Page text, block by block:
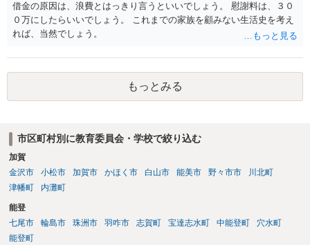
でしょうか。 →相手方の態度が刑法に触れるようなもの（住居侵入や
脅迫等に該当し得るもの）であった場合は、事前に警察に連絡してお
くなどの対応が考えられます。
借金の原因は、浪費とはっきり言うといいでしょう。 慰謝料は、３０
０万にしたらいいでしょう。 これまでの家族を顧みない生活史を考え
れば、当然でしょう。
もっとみる
市区町村別に教育委員会・学校で絞り込む
加賀
金沢市
小松市 加賀市 かほく市 白山市 能美市 野々市市
川北町
津幡町
内灘町
能登
七尾市
輪島市 珠洲市 羽咋市 志賀町 宝達志水町 中能登町
穴水町
能登町